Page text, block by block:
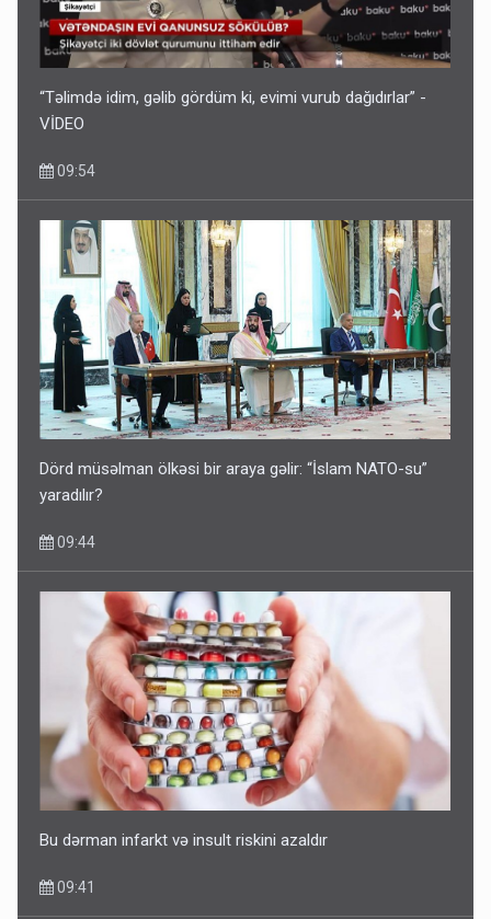
“Təlimdə idim, gəlib gördüm ki, evimi vurub dağıdırlar” -
VİDEO
09:54
Dörd müsəlman ölkəsi bir araya gəlir: “İslam NATO-su”
yaradılır?
09:44
Bu dərman infarkt və insult riskini azaldır
09:41